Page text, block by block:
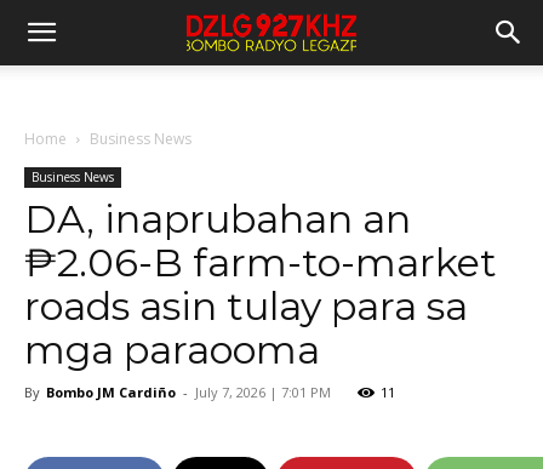
Home Business News
Business News
DA, inaprubahan an
₱2.06-B farm-to-market
roads asin tulay para sa
mga paraooma
By Bombo JM Cardiño - July 7, 2026 | 7:01 PM 11